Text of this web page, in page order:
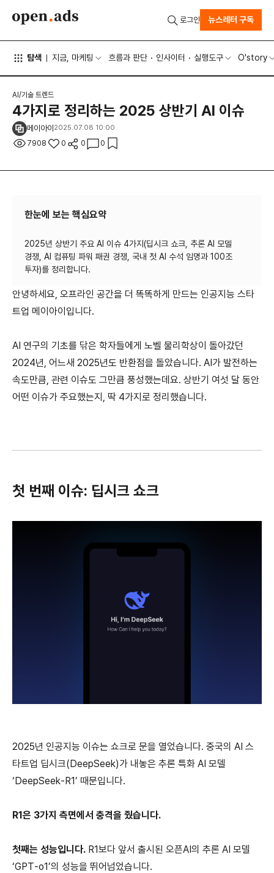
탐색 지금, 마케팅 흐름과 판단 인사이터 실행도구 O'story
로그인 뉴스레터 구독
AI/기술 트렌드
4가지로 정리하는 2025 상반기 AI 이슈
메이아이 2025.07.08 10:00
7908 0 0 0
한눈에 보는 핵심요약
2025년 상반기 주요 AI 이슈 4가지(딥시크 쇼크, 추론 AI 모델
경쟁, AI 컴퓨팅 파워 패권 경쟁, 국내 첫 AI 수석 임명과 100조
안녕하세요, 오프라인 공간을 더 똑똑하게 만드는 인공지능 스타
트업 메이아이입니다.
AI 연구의 기초를 닦은 학자들에게 노벨 물리학상이 돌아갔던
2024년, 어느새 2025년도 반환점을 돌았습니다. AI가 발전하는
속도만큼, 관련 이슈도 그만큼 풍성했는데요. 상반기 여섯 달 동안
어떤 이슈가 주요했는지, 딱 4가지로 정리했습니다.
첫 번째 이슈: 딥시크 쇼크
2025년 인공지능 이슈는 쇼크로 문을 열었습니다. 중국의 AI 스
타트업 딥시크(DeepSeek)가 내놓은 추론 특화 AI 모델
‘DeepSeek-R1’ 때문입니다.
R1은 3가지 측면에서 충격을 줬습니다.
첫째는 성능입니다. R1보다 앞서 출시된 오픈AI의 추론 AI 모델
‘GPT-o1’의 성능을 뛰어넘었습니다.